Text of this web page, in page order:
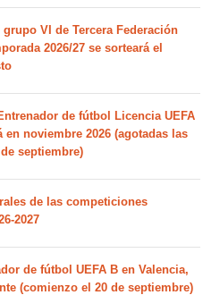
VI de Tercera Federación
2026/27 se sorteará el
de fútbol Licencia UEFA
en noviembre 2026 (agotadas las
septiembre)
de las competiciones
2027
de fútbol UEFA B en Valencia,
(comienzo el 20 de septiembre)